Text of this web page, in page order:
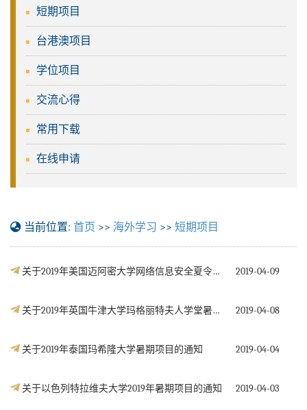
短期项目
台港澳项目
学位项目
交流心得
常用下载
在线申请
当前位置: 首页 >> 海外学习 >> 短期项目
关于2019年美国迈阿密大学网络信息安全夏令营及科研实践项目的通知 2019-04-09
关于2019年英国牛津大学玛格丽特夫人学堂暑期访学项目的通知 2019-04-08
关于2019年泰国玛希隆大学暑期项目的通知 2019-04-04
关于以色列特拉维夫大学2019年暑期项目的通知 2019-04-03